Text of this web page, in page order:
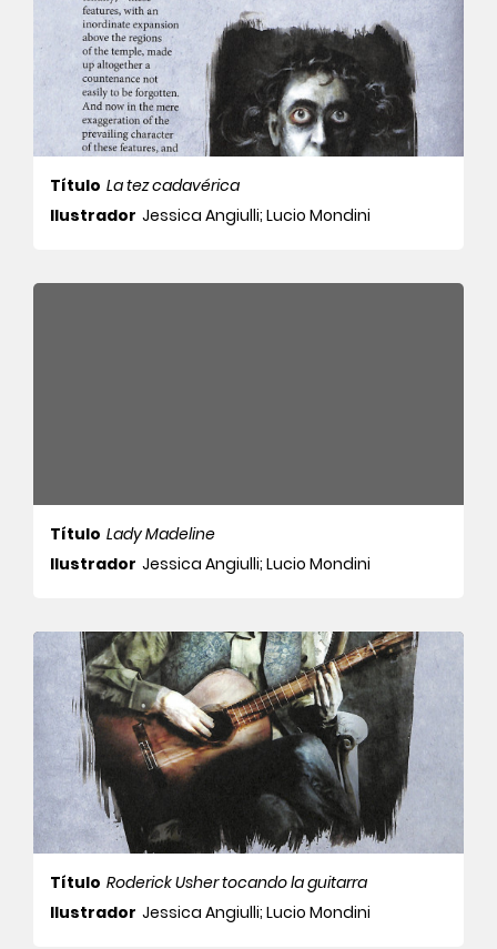
Título La tez cadavérica
Ilustrador Jessica Angiulli; Lucio Mondini
Título Lady Madeline
Ilustrador Jessica Angiulli; Lucio Mondini
Título Roderick Usher tocando la guitarra
Ilustrador Jessica Angiulli; Lucio Mondini